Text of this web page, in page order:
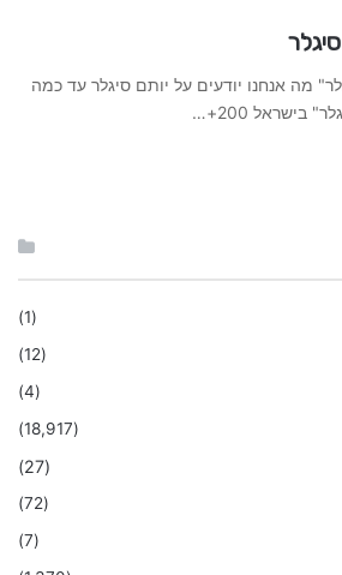
מה אנחנו יודעים על יותם סיגלר עד כמה
בישראל 200+…
(1)
(12)
(4)
(18,917)
(27)
(72)
(7)